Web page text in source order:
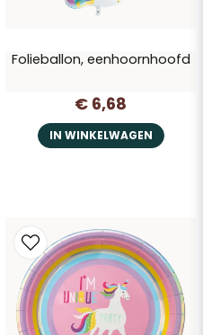
Folieballon, eenhoornhoofd
€ 6,68
IN WINKELWAGEN